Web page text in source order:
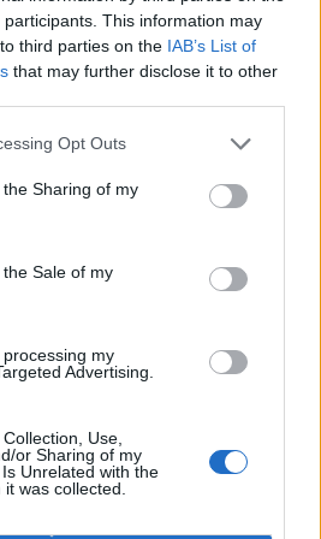
participants. This information may
third parties on the IAB’s List of
that may further disclose it to other
Opt Outs
Sharing of my
Sale of my
my
Advertising.
Use,
or Sharing of my
Unrelated with the
was collected.
životního prostředí
)
Hodina Země - letos proběhne
roce 2007 v Austrálii,
na jednu hodinu. Letos se tak
let se akce rozšířila do více než
mohou obce, firmy, různé kolektivy i
60 minut něčemu pozitivnímu nejen
ale také pro sebe.
publikaci Chemie v
látkách v našich bytech
)
Většina lidí si pod slovem
chemie představí laboratoř
plnou toxických látek, ne